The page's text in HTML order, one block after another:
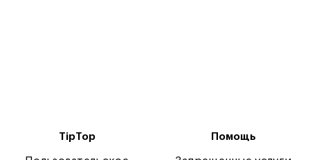
TipTop Помощь